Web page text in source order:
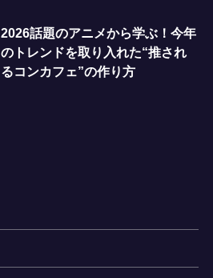
2026話題のアニメから学ぶ！今年
のトレンドを取り入れた“推され
るコンカフェ”の作り方